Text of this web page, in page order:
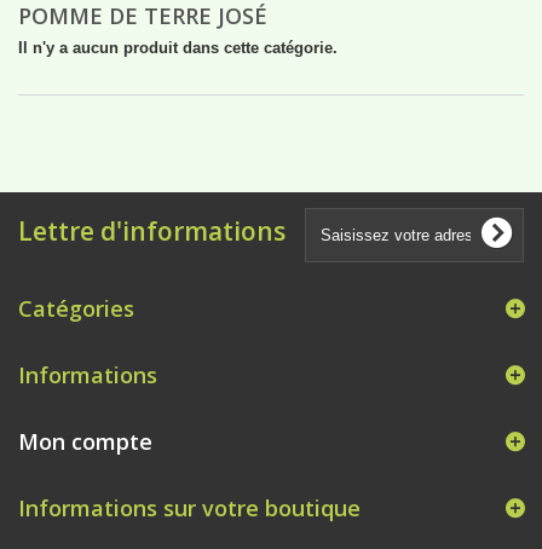
POMME DE TERRE JOSÉ
Il n'y a aucun produit dans cette catégorie.
Lettre d'informations
Catégories
Informations
Mon compte
Informations sur votre boutique